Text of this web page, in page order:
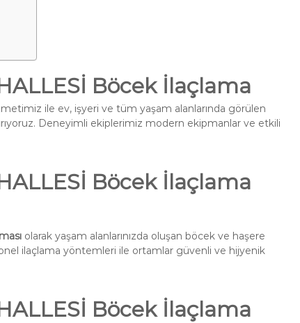
Böcek İlaçlama
ile ev, işyeri ve tüm yaşam alanlarında görülen
Deneyimli ekiplerimiz modern ekipmanlar ve etkili
Böcek İlaçlama
olarak yaşam alanlarınızda oluşan böcek ve haşere
ilaçlama yöntemleri ile ortamlar güvenli ve hijyenik
Böcek İlaçlama